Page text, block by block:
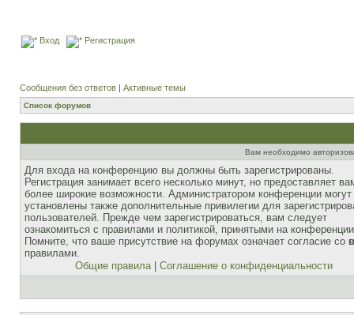
Вход Регистрация
Сообщения без ответов | Активные темы
Список форумов
Вам необходимо
Для входа на конференцию вы должны быть зарегистрированы.
Регистрация занимает всего несколько минут, но предоставляет
более широкие возможности. Администратором конференции
установлены также дополнительные привилегии для
пользователей. Прежде чем зарегистрироваться, вам следует
ознакомиться с правилами и политикой, принятыми на
Помните, что ваше присутствие на форумах означает согласие со
правилами.
Общие правила| Соглашение о конфиденциальности